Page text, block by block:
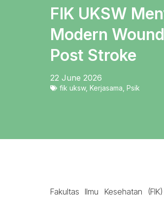
FIK UKSW
Modern
Post Stroke
22 June 2026
fik uksw, Kerjasama Psik
Fakultas Ilmu Kesehatan